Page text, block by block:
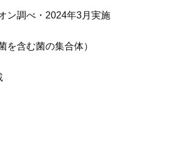
ン調べ・2024年3月実施
含む菌の集合体）